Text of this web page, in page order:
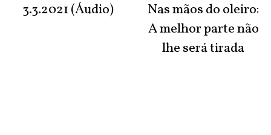
3.3.2021 (Áudio)
Nas mãos do oleiro:
A melhor parte não
lhe será tirada